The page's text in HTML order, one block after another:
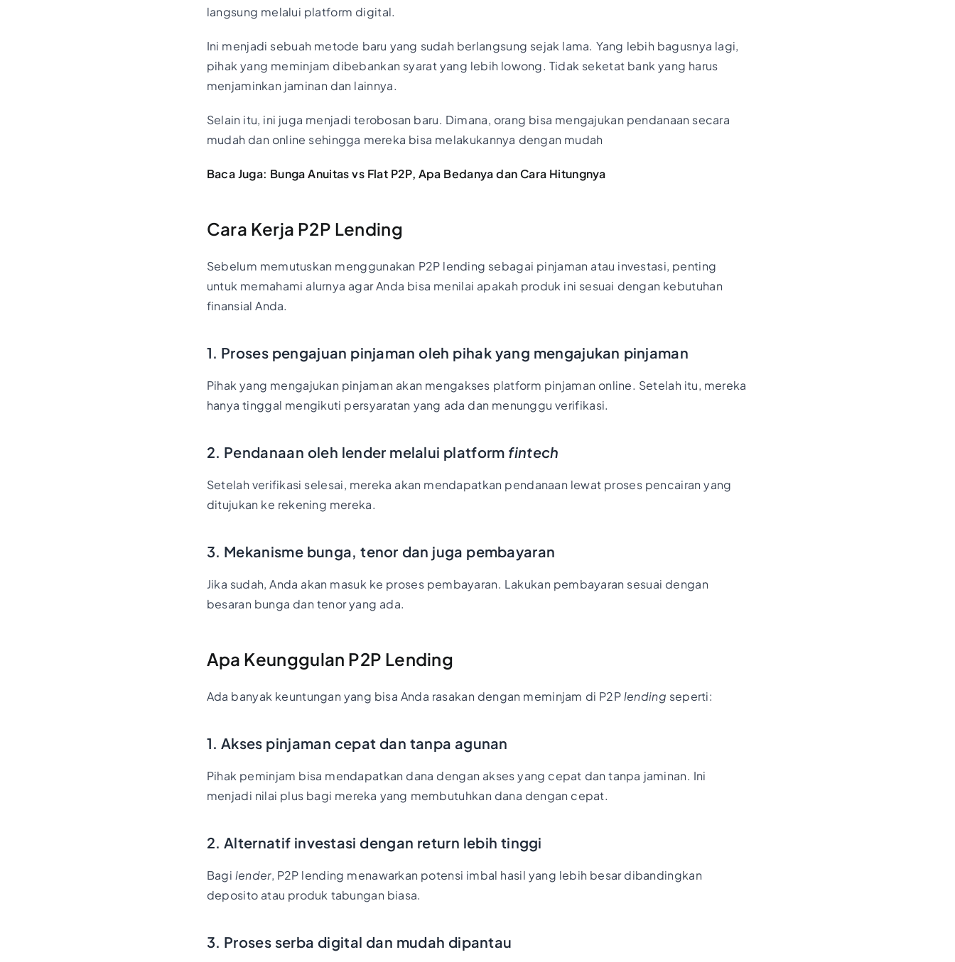
langsung melalui platform digital.
Ini menjadi sebuah metode baru yang sudah berlangsung sejak lama. Yang lebih bagusnya lagi,
pihak yang meminjam dibebankan syarat yang lebih lowong. Tidak seketat bank yang harus
menjaminkan jaminan dan lainnya.
Selain itu, ini juga menjadi terobosan baru. Dimana, orang bisa mengajukan pendanaan secara
mudah dan online sehingga mereka bisa melakukannya dengan mudah
Baca Juga: Bunga Anuitas vs Flat P2P, Apa Bedanya dan Cara Hitungnya
Cara Kerja P2P Lending
Sebelum memutuskan menggunakan P2P lending sebagai pinjaman atau investasi, penting
untuk memahami alurnya agar Anda bisa menilai apakah produk ini sesuai dengan kebutuhan
finansial Anda.
1. Proses pengajuan pinjaman oleh pihak yang mengajukan pinjaman
Pihak yang mengajukan pinjaman akan mengakses platform pinjaman online. Setelah itu, mereka
hanya tinggal mengikuti persyaratan yang ada dan menunggu verifikasi.
2. Pendanaan oleh lender melalui platform fintech
Setelah verifikasi selesai, mereka akan mendapatkan pendanaan lewat proses pencairan yang
ditujukan ke rekening mereka.
3. Mekanisme bunga, tenor dan juga pembayaran
Jika sudah, Anda akan masuk ke proses pembayaran. Lakukan pembayaran sesuai dengan
besaran bunga dan tenor yang ada.
Apa Keunggulan P2P Lending
Ada banyak keuntungan yang bisa Anda rasakan dengan meminjam di P2Plending seperti:
1. Akses pinjaman cepat dan tanpa agunan
Pihak peminjam bisa mendapatkan dana dengan akses yang cepat dan tanpa jaminan. Ini
menjadi nilai plus bagi mereka yang membutuhkan dana dengan cepat.
2. Alternatif investasi dengan return lebih tinggi
Bagi lender, P2P lending menawarkan potensi imbal hasil yang lebih besar dibandingkan
deposito atau produk tabungan biasa.
3. Proses serba digital dan mudah dipantau